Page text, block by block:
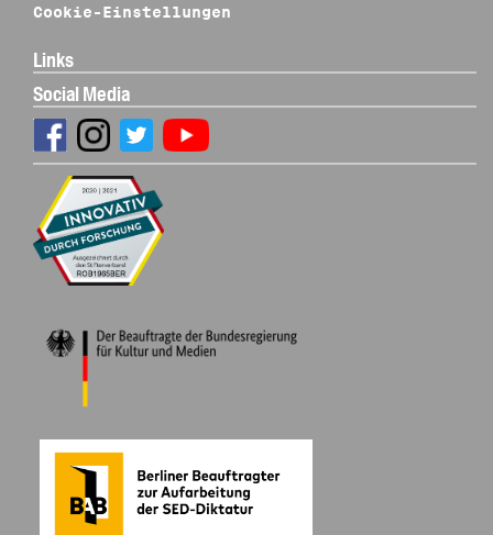
Cookie-Einstellungen
Links
Social Media